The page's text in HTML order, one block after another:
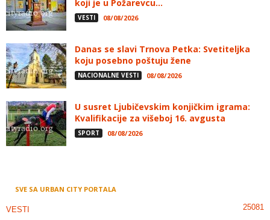
koji je u Požarevcu...
VESTI 08/08/2026
Danas se slavi Trnova Petka: Svetiteljka
koju posebno poštuju žene
NACIONALNE VESTI 08/08/2026
U susret Ljubičevskim konjičkim igrama:
Kvalifikacije za višeboj 16. avgusta
SPORT 08/08/2026
SVE SA URBAN CITY PORTALA
VESTI 25081